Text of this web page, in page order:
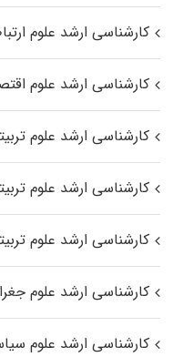
کارشناسی ارشد علوم
کارشناسی ارشد علوم
کارشناسی ارشد علوم
کارشناسی ارشد علوم
کارشناسی ارشد علوم
کارشناسی ارشد علوم
کارشناسی ارشد علوم